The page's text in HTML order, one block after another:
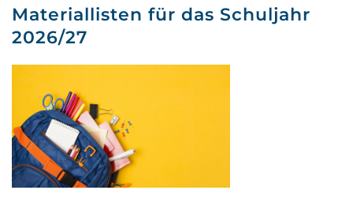
Materiallisten für das Schuljahr
2026/27